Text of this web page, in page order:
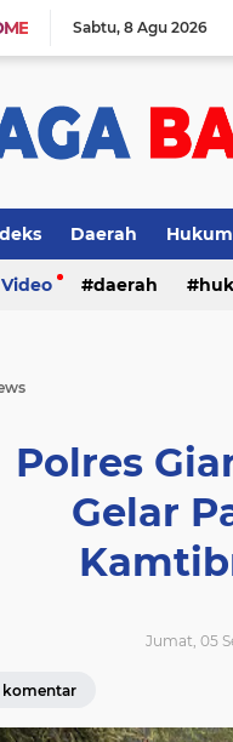
Sabtu 8 Agu 2026
Daerah Hukum
Video daerah
Polres
Gelar
Jumat, 05
komentar